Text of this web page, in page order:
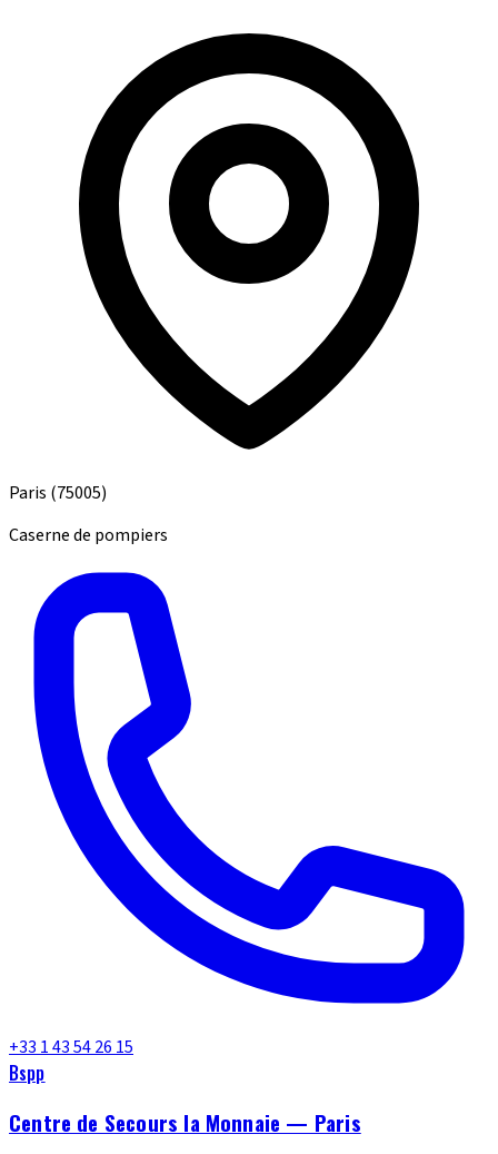
Paris (75005)
Caserne de pompiers
+33 1 43 54 26 15
Bspp
Centre de Secours la Monnaie — Paris